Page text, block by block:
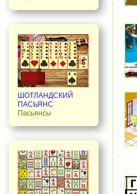
ШОТЛАНДСКИЙ
ПАСЬЯНС
Пасьянсы